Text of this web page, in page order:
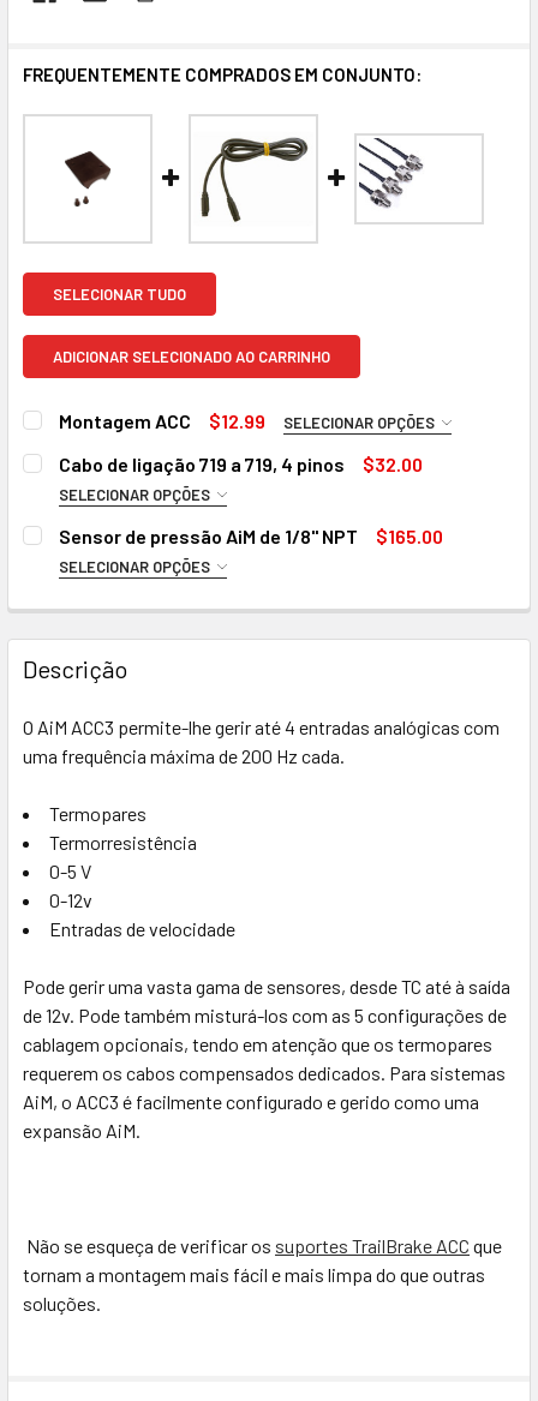
FREQUENTEMENTE COMPRADOS EM CONJUNTO:
SELECIONAR TUDO
ADICIONAR SELECIONADO AO CARRINHO
Montagem ACC $12.99 SELECIONAR OPÇÕES
HARDWARE DE MONTAGEM:
Montagem ACC Tubo redondo de 1"
Tubo redondo de 1,25" para montagem ACC
Tubo redondo de 1,75" para montagem ACC
ATUAL:
DIMINUIR A QUANTIDADE DE SUPORTES ACC
AUMENTAR A QUANTIDADE DE SUPORTES ACC
Cabo de ligação 719 a 719, 4 pinos $32.00
SELECIONAR OPÇÕES
CABO DE LIGAÇÃO:
.5 metros
2 metros
3 metros
3,5 metros
4 contadores
ESTOQUE
ATUAL:
QUANTIDADE:
DIMINUIR A QUANTIDADE DE 719 PARA 719 PATCH CABLE, 4
Sensor de pressão AiM de 1/8" NPT $165.00
SELECIONAR OPÇÕES
0-50
0-5 BAR
0-10 BAR
0-150
0-300
0-2000
ESTOQUE
QUANTIDADE:
Descrição
O AiM ACC3 permite-lhe gerir até 4 entradas analógicas com
uma frequência máxima de 200 Hz cada.
Termopares
Termorresistência
0-5 V
0-12v
Entradas de velocidade
Pode gerir uma vasta gama de sensores, desde TC até à saída
de 12v. Pode também misturá-los com as 5 configurações de
cablagem opcionais, tendo em atenção que os termopares
requerem os cabos compensados dedicados. Para sistemas
AiM, o ACC3 é facilmente configurado e gerido como uma
expansão AiM.
Não se esqueça de verificar os suportes TrailBrake ACC que
tornam a montagem mais fácil e mais limpa do que outras
soluções.